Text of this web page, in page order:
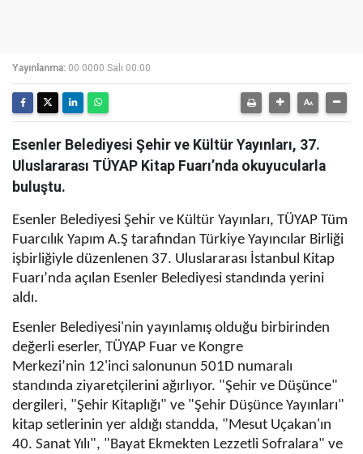
Yayınlanma: 00 0000 Salı 00:00
Esenler Belediyesi Şehir ve Kültür Yayınları, 37.
Uluslararası TÜYAP Kitap Fuarı’nda okuyucularla
buluştu.
Esenler Belediyesi Şehir ve Kültür Yayınları, TÜYAP Tüm
Fuarcılık Yapım A.Ş tarafından Türkiye Yayıncılar Birliği
işbirliğiyle düzenlenen 37. Uluslararası İstanbul Kitap
Fuarı’nda açılan Esenler Belediyesi standında yerini
aldı.
Esenler Belediyesi'nin yayınlamış olduğu birbirinden
değerli eserler, TÜYAP Fuar ve Kongre
Merkezi’nin 12'inci salonunun 501D numaralı
standında ziyaretçilerini ağırlıyor. "Şehir ve Düşünce"
dergileri, "Şehir Kitaplığı" ve "Şehir Düşünce Yayınları"
kitap setlerinin yer aldığı standda, "Mesut Uçakan'ın
40. Sanat Yılı", "Bayat Ekmekten Lezzetli Sofralara" ve